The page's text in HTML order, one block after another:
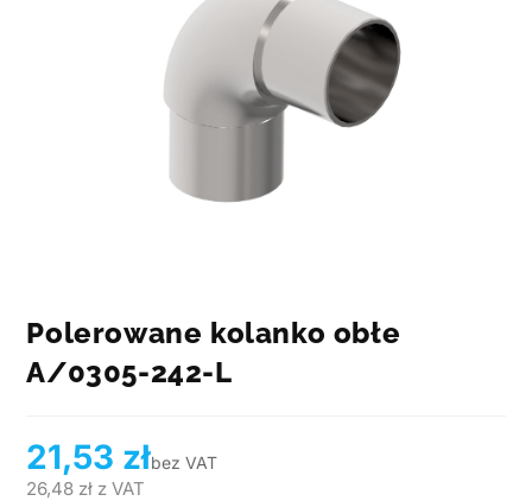
Polerowane kolanko obłe
A/0305-242-L
21,53 złbez VAT
26,48 zł z VAT